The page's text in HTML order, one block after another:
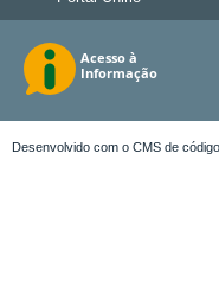
Desenvolvido com o CMS de